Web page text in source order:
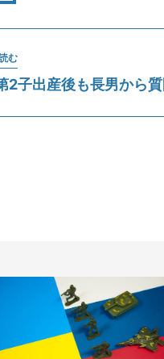
む
2子出産後も長男から